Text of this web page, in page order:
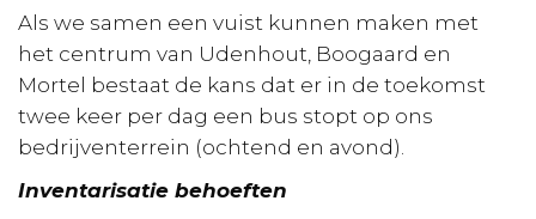
Als we samen een vuist kunnen maken met
het centrum van Udenhout, Boogaard en
Mortel bestaat de kans dat er in de toekomst
twee keer per dag een bus stopt op ons
bedrijventerrein (ochtend en avond).
Inventarisatie behoeften